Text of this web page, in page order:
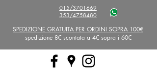
015/3701669
353/4758480
SPEDIZIONE GRATUITA PER ORDINI SOPRA 100€
spedizione 8€ scontata a 4€ sopra i 60€